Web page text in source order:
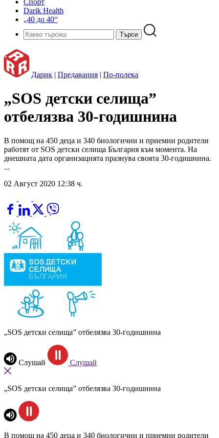
Спорт
Darik Health
„40 до 40“
Дарик | Предавания | По-полека
„SOS детски селища”
отбелязва 30-годишнина
В помощ на 450 деца и 340 биологични и приемни родители
работят от SOS детски селища България към момента. На
днешната дата организацията празнува своята 30-годишнина.
...
02 Август 2020 12:38 ч.
„SOS детски селища” отбелязва 30-годишнина
Слушай Слушай
„SOS детски селища” отбелязва 30-годишнина
В помощ на 450 деца и 340 биологични и приемни родители